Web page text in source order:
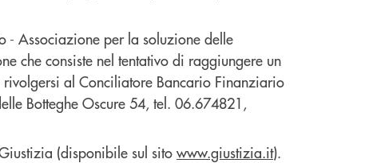
- Associazione per la soluzione delle
che consiste nel tentativo di raggiungere un
al Conciliatore Bancario Finanziario
Botteghe Oscure 54, tel. 06.674821,
(disponibile sul sitowww.giustizia.it).